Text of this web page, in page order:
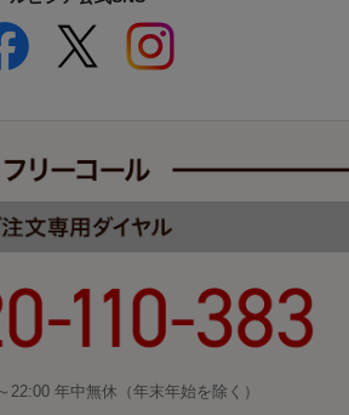
22:00 年中無休（年末年始を除く）